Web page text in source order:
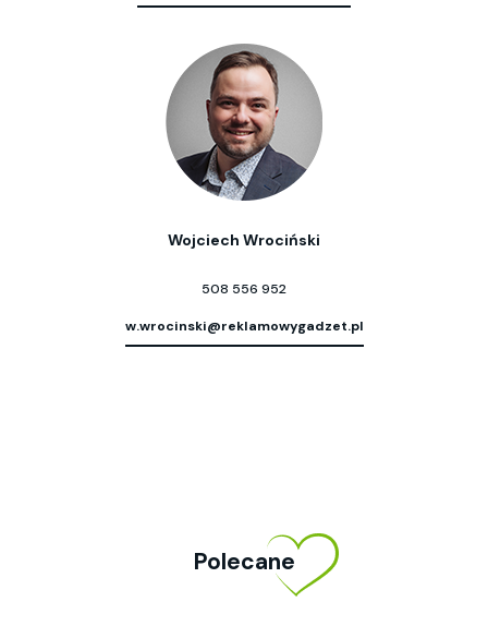
Wojciech Wrociński
508 556 952
w.wrocinski@reklamowygadzet.pl
Polecane